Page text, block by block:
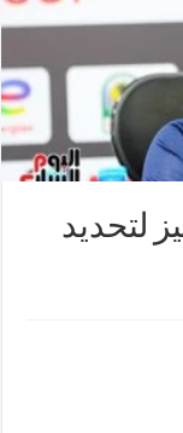
لتحديد